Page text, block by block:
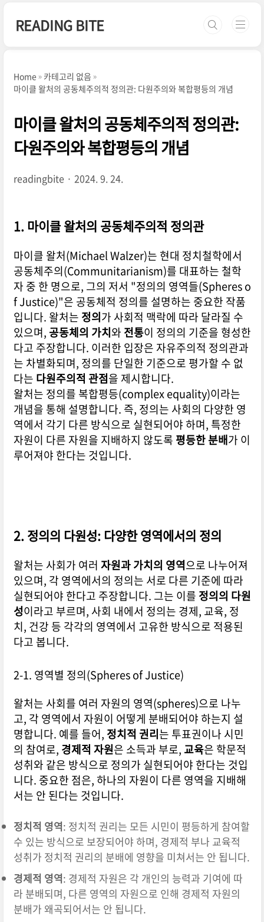
READING BITE
Home
카테고리 없음
마이클 왈처의 공동체주의적 정의관: 다원주의와 복합평등의 개념
마이클 왈처의 공동체주의적 정의관:
다원주의와 복합평등의 개념
readingbite 2024. 9. 24.
1. 마이클 왈처의 공동체주의적 정의관
마이클 왈처(Michael Walzer)는 현대 정치철학에서
공동체주의(Communitarianism)를 대표하는 철학
자 중 한 명으로, 그의 저서 "정의의 영역들(Spheres o
f Justice)"은 공동체적 정의를 설명하는 중요한 작품
입니다. 왈처는 정의가 사회적 맥락에 따라 달라질 수
있으며, 공동체의 가치와 전통이 정의의 기준을 형성한
다고 주장합니다. 이러한 입장은 자유주의적 정의관과
는 차별화되며, 정의를 단일한 기준으로 평가할 수 없
다는 다원주의적 관점을 제시합니다.
왈처는 정의를 복합평등(complex equality)이라는
개념을 통해 설명합니다. 즉, 정의는 사회의 다양한 영
역에서 각기 다른 방식으로 실현되어야 하며, 특정한
자원이 다른 자원을 지배하지 않도록 평등한 분배가 이
루어져야 한다는 것입니다.
2. 정의의 다원성: 다양한 영역에서의 정의
왈처는 사회가 여러 자원과 가치의 영역으로 나누어져
있으며, 각 영역에서의 정의는 서로 다른 기준에 따라
실현되어야 한다고 주장합니다. 그는 이를 정의의 다원
성이라고 부르며, 사회 내에서 정의는 경제, 교육, 정
치, 건강 등 각각의 영역에서 고유한 방식으로 적용된
다고 봅니다.
2-1. 영역별 정의(Spheres of Justice)
왈처는 사회를 여러 자원의 영역(spheres)으로 나누
고, 각 영역에서 자원이 어떻게 분배되어야 하는지 설
명합니다. 예를 들어, 정치적 권리는 투표권이나 시민
의 참여로, 경제적 자원은 소득과 부로, 교육은 학문적
성취와 같은 방식으로 정의가 실현되어야 한다는 것입
니다. 중요한 점은, 하나의 자원이 다른 영역을 지배해
서는 안 된다는 것입니다.
정치적 영역: 정치적 권리는 모든 시민이 평등하게 참여할
수 있는 방식으로 보장되어야 하며, 경제적 부나 교육적
성취가 정치적 권리의 분배에 영향을 미쳐서는 안 됩니다.
경제적 영역: 경제적 자원은 각 개인의 능력과 기여에 따
라 분배되며, 다른 영역의 자원으로 인해 경제적 자원의
분배가 왜곡되어서는 안 됩니다.